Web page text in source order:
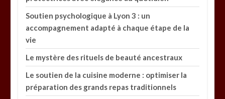
Soutien psychologique à Lyon 3 : un
accompagnement adapté à chaque étape de la
vie
Le mystère des rituels de beauté ancestraux
Le soutien de la cuisine moderne : optimiser la
préparation des grands repas traditionnels